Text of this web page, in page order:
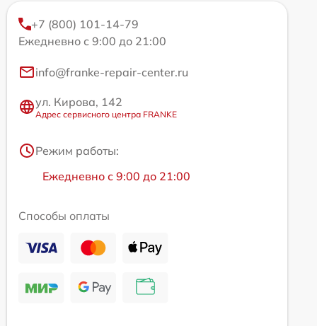
+7 (800) 101-14-79
Ежедневно с 9:00 до 21:00
info@franke-repair-center.ru
ул. Кирова, 142
Адрес сервисного центра FRANKE
Режим работы:
Ежедневно с 9:00 до 21:00
Способы оплаты